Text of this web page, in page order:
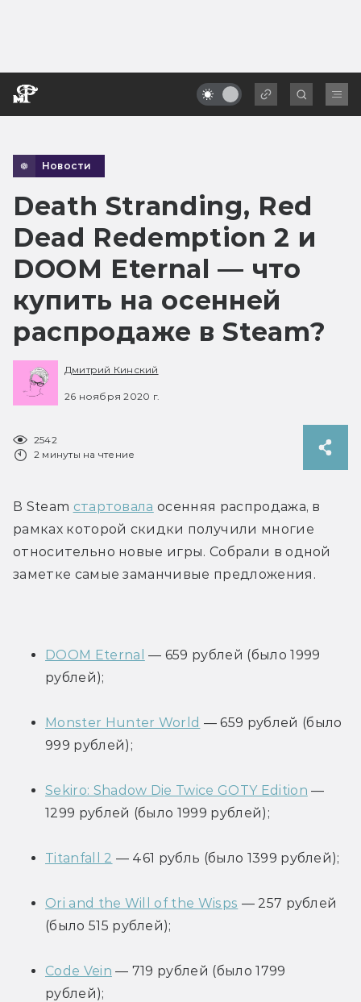
Новости
Death Stranding, Red
Dead Redemption 2 и
DOOM Eternal — что
купить на осенней
распродаже в Steam?
Дмитрий Кинский
26 ноября 2020 г.
2542
2 минуты на чтение
В Steam стартовала осенняя распродажа, в
рамках которой скидки получили многие
относительно новые игры. Собрали в одной
заметке самые заманчивые предложения.
DOOM Eternal — 659 рублей (было 1999
рублей);
Monster Hunter World — 659 рублей (было
999 рублей);
Sekiro: Shadow Die Twice GOTY Edition —
1299 рублей (было 1999 рублей);
Titanfall 2 — 461 рубль (было 1399 рублей);
Ori and the Will of the Wisps — 257 рублей
(было 515 рублей);
Code Vein — 719 рублей (было 1799
рублей);